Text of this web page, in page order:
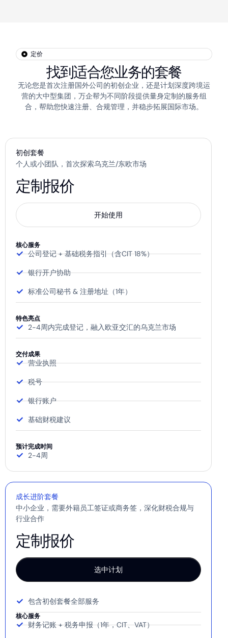
定价
找到适合您业务的套餐
无论您是首次注册国外公司的初创企业，还是计划深度跨境运
营的大中型集团，万企帮为不同阶段提供量身定制的服务组
合，帮助您快速注册、合规管理，并稳步拓展国际市场。
初创套餐
个人或小团队，首次探索乌克兰/东欧市场
定制报价
开始使用
核心服务
公司登记 + 基础税务指引（含CIT 18%）
银行开户协助
标准公司秘书 & 注册地址（1年）
特色亮点
2-4周内完成登记，融入欧亚交汇的乌克兰市场
交付成果
营业执照
税号
银行账户
基础财税建议
预计完成时间
2-4周
成长进阶套餐
中小企业，需要外籍员工签证或商务签，深化财税合规与
行业合作
定制报价
选中计划
包含初创套餐全部服务
核心服务
财务记账 + 税务申报（1年，CIT、VAT）